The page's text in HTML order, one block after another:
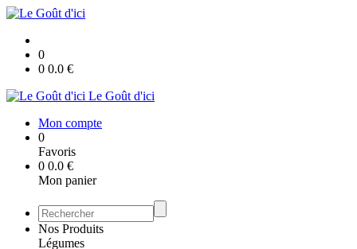
0
0 0.0 €
Le Goût d'ici
Mon compte
0
Favoris
0 0.0 €
Mon panier
Nos Produits
Légumes